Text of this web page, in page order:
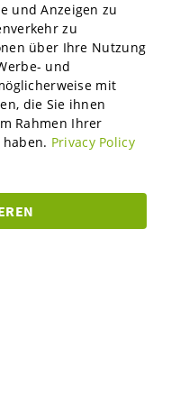
ENGLISH
GERMAN
SPANISH
FRENCH
ITALIAN
ESTONIAN
und Anzeigen zu
zu
über Ihre Nutzung
und
mit
die Sie ihnen
Rahmen Ihrer
Privacy Policy